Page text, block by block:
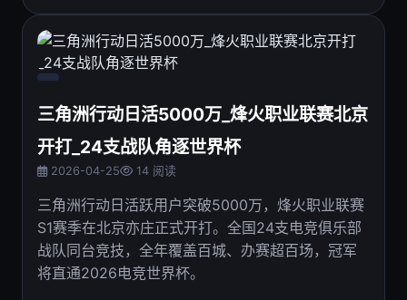
三角洲行动日活5000万_烽火职业联赛北京
开打_24支战队角逐世界杯
2026-04-25 14 阅读
三角洲行动日活跃用户突破5000万，烽火职业联赛
S1赛季在北京亦庄正式开打。全国24支电竞俱乐部
战队同台竞技，全年覆盖百城、办赛超百场，冠军
将直通2026电竞世界杯。